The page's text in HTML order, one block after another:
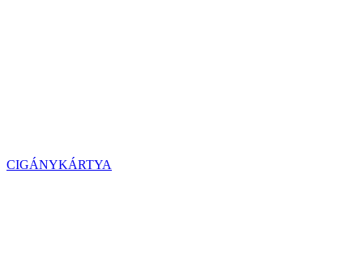
CIGÁNYKÁRTYA